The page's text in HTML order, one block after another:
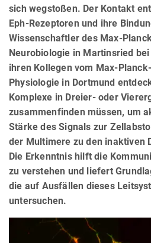
sich wegstoßen. Der Kontakt
Eph-Rezeptoren und ihre
Wissenschaftler des Max-
Neurobiologie in Martinsried
ihren Kollegen vom Max-
Physiologie in Dortmund
Komplexe in Dreier- oder
zusammenfinden müssen, um
Stärke des Signals zur
der Multimere zu den inaktiven
Die Erkenntnis hilft die
zu verstehen und liefert
die auf Ausfällen dieses
untersuchen.